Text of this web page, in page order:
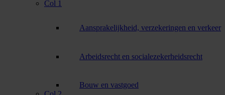
Col 1
Aansprakelijkheid, verzekeringen en verkeer
Arbeidsrecht en socialezekerheidsrecht
Bouw en vastgoed